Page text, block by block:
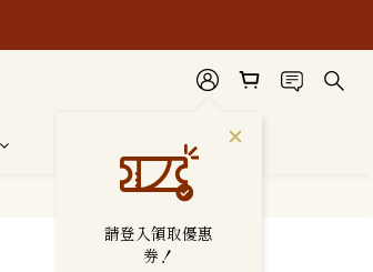
請登入領取優惠
券！